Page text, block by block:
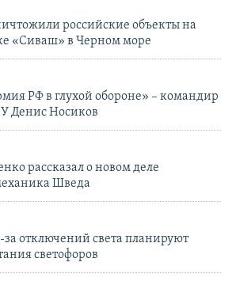
российские объекты на
«Сиваш» в Черном море
РФ в глухой обороне» – командир
Денис Носиков
рассказал о новом деле
Шведа
за отключений света планируют
светофоров